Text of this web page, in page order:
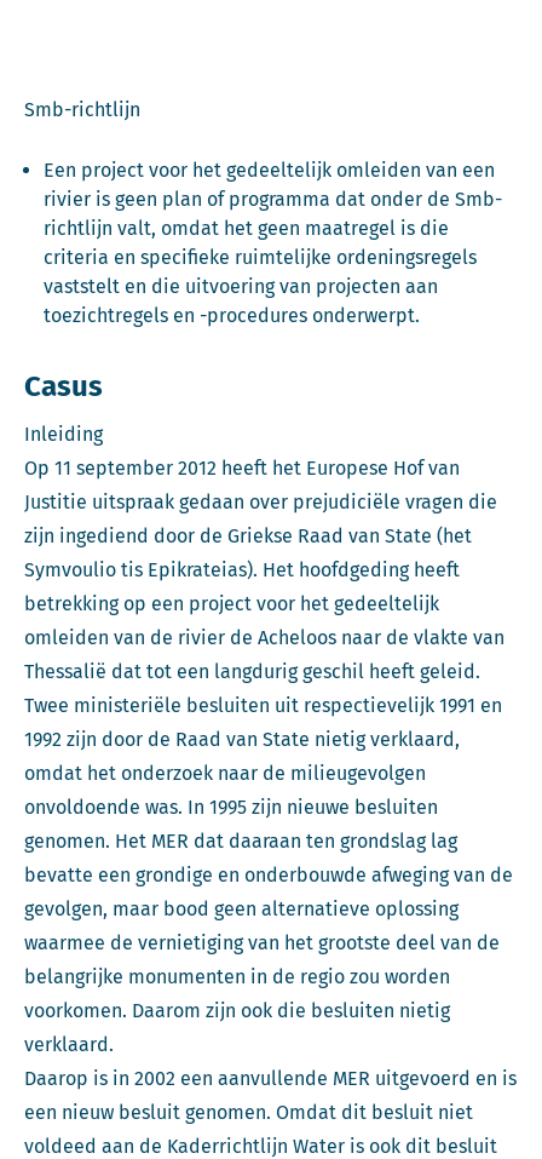
Smb-richtlijn
Een project voor het gedeeltelijk omleiden van een
rivier is geen plan of programma dat onder de Smb-
richtlijn valt, omdat het geen maatregel is die
criteria en specifieke ruimtelijke ordeningsregels
vaststelt en die uitvoering van projecten aan
toezichtregels en -procedures onderwerpt.
Casus
Inleiding
Op 11 september 2012 heeft het Europese Hof van
Justitie uitspraak gedaan over prejudiciële vragen die
zijn ingediend door de Griekse Raad van State (het
Symvoulio tis Epikrateias). Het hoofdgeding heeft
betrekking op een project voor het gedeeltelijk
omleiden van de rivier de Acheloos naar de vlakte van
Thessalië dat tot een langdurig geschil heeft geleid.
Twee ministeriële besluiten uit respectievelijk 1991 en
1992 zijn door de Raad van State nietig verklaard,
omdat het onderzoek naar de milieugevolgen
onvoldoende was. In 1995 zijn nieuwe besluiten
genomen. Het MER dat daaraan ten grondslag lag
bevatte een grondige en onderbouwde afweging van de
gevolgen, maar bood geen alternatieve oplossing
waarmee de vernietiging van het grootste deel van de
belangrijke monumenten in de regio zou worden
voorkomen. Daarom zijn ook die besluiten nietig
verklaard.
Daarop is in 2002 een aanvullende MER uitgevoerd en is
een nieuw besluit genomen. Omdat dit besluit niet
voldeed aan de Kaderrichtlijn Water is ook dit besluit